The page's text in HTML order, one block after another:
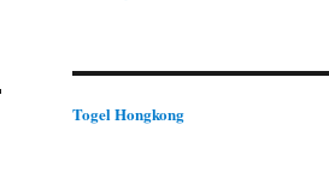
Togel Hongkong